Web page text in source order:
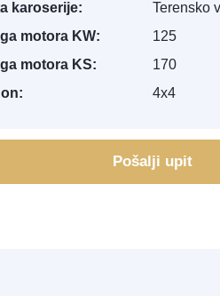
karoserije:
Terensko
motora KW:
125
motora KS:
170
4x4
Pošalji upit